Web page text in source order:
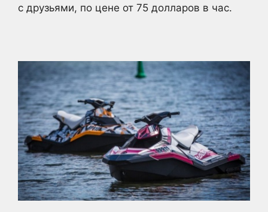
с друзьями, по цене от 75 долларов в час.